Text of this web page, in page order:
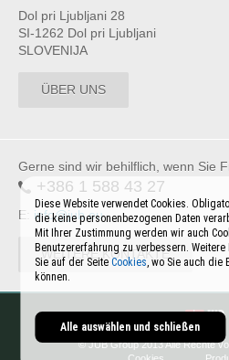
Dol pri Ljubljani 28
SI-1262 Dol pri Ljubljani
SLOVENIJA
ÜBER UNS
Gerne sind wir behilflich, wenn Sie
+386 1 588 43 27
E: info@jub.eu
WEITERE KONTAKTE
© JUB Group 2013 Alle Rechte
Diese Website verwendet Cookies.
die keine personenbezogenen Daten
Mit Ihrer Zustimmung werden wir auch
Benutzererfahrung zu verbessern.
Sie auf der SeiteCookies, wo Sie auch die
können.
Alle auswählen und schließen